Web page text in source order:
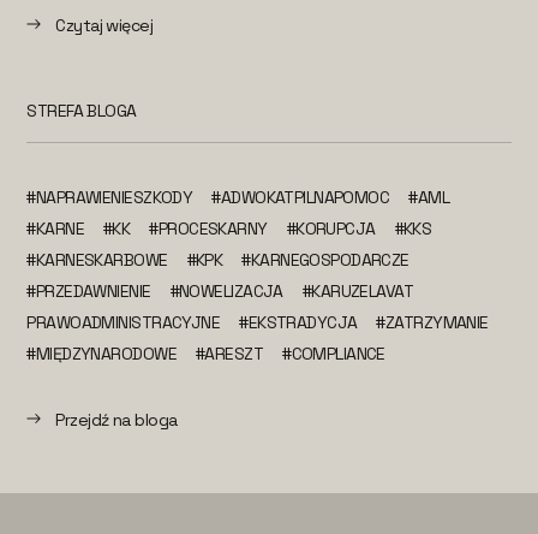
Czytaj więcej
STREFA BLOGA
#NAPRAWIENIESZKODY #ADWOKATPILNAPOMOC
#AML
#KARNE
#KK #PROCESKARNY #KORUPCJA
#KKS
#KARNESKARBOWE
#KPK
#KARNEGOSPODARCZE
#PRZEDAWNIENIE
#NOWELIZACJA
#KARUZELAVAT
PRAWOADMINISTRACYJNE
#EKSTRADYCJA
#ZATRZYMANIE
#MIĘDZYNARODOWE
#ARESZT #COMPLIANCE
Przejdź na bloga